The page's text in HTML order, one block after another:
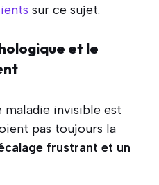
sur ce sujet.
et le
maladie invisible est
pas toujours la
frustrant et un